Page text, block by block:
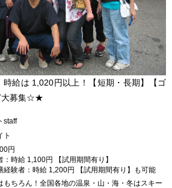
給は 1,020円以上！【短期・長期】【ゴ
大募集☆★
staff
ト
円
：時給 1,100円 【試用期間有り】
経験者：時給 1,200円 【試用期間有り】も可能
もちろん！全国各地の温泉・山・海・冬はスキー